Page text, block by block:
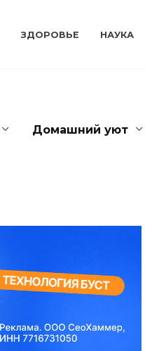
ЗДОРОВЬЕ НАУКА
Домашний уют